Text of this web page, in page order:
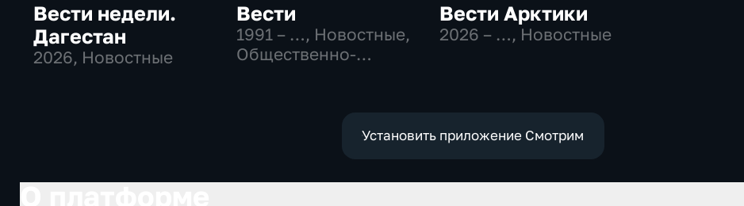
Вести недели.
Дагестан
2026, Новостные
Вести
1991 – …, Новостные,
Общественно-
Вести Арктики
2026 – …, Новостные
Установить приложение Смотрим